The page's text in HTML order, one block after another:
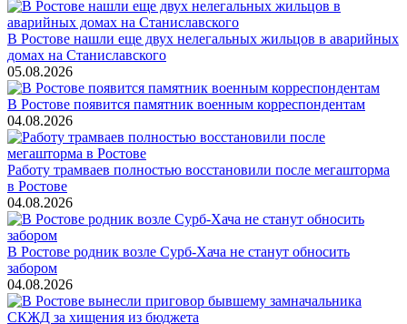
В Ростове нашли еще двух нелегальных жильцов в аварийных
домах на Станиславского
05.08.2026
В Ростове появится памятник военным корреспондентам
04.08.2026
Работу трамваев полностью восстановили после мегашторма
в Ростове
04.08.2026
В Ростове родник возле Сурб-Хача не станут обносить
забором
04.08.2026